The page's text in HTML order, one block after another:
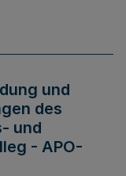
und
des
und
- APO-